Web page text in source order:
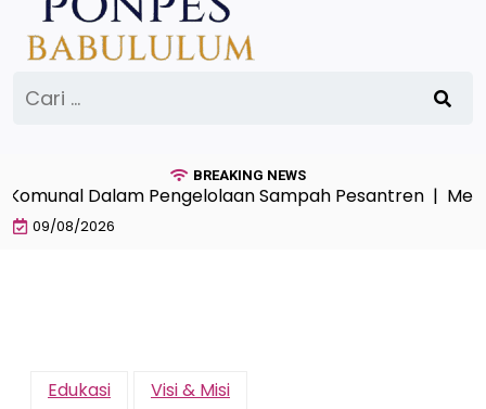
untuk:
BREAKING NEWS
Dalam Pengelolaan Sampah Pesantren |Menimba
09/08/2026
Edukasi Visi & Misi